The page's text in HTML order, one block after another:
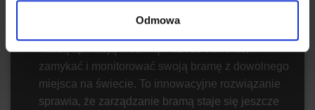
Odmowa
działać niezawodnie przez długi czas.
naszą aplikacją mobilną możesz otwierać,
zamykać i monitorować swoją bramę z dowolnego
miejsca na świecie. To innowacyjne rozwiązanie
sprawia, że zarządzanie bramą staje się jeszcze